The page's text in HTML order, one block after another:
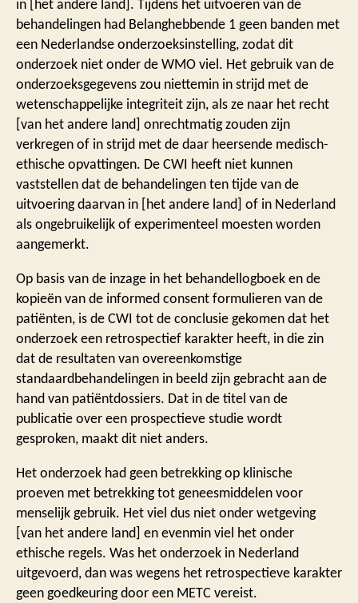
in [het andere land]. Tijdens het uitvoeren van de
behandelingen had Belanghebbende 1 geen banden met
een Nederlandse onderzoeksinstelling, zodat dit
onderzoek niet onder de WMO viel. Het gebruik van de
onderzoeksgegevens zou niettemin in strijd met de
wetenschappelijke integriteit zijn, als ze naar het recht
[van het andere land] onrechtmatig zouden zijn
verkregen of in strijd met de daar heersende medisch-
ethische opvattingen. De CWI heeft niet kunnen
vaststellen dat de behandelingen ten tijde van de
uitvoering daarvan in [het andere land] of in Nederland
als ongebruikelijk of experimenteel moesten worden
aangemerkt.
Op basis van de inzage in het behandellogboek en de
kopieën van de informed consent formulieren van de
patiënten, is de CWI tot de conclusie gekomen dat het
onderzoek een retrospectief karakter heeft, in die zin
dat de resultaten van overeenkomstige
standaardbehandelingen in beeld zijn gebracht aan de
hand van patiëntdossiers. Dat in de titel van de
publicatie over een prospectieve studie wordt
gesproken, maakt dit niet anders.
Het onderzoek had geen betrekking op klinische
proeven met betrekking tot geneesmiddelen voor
menselijk gebruik. Het viel dus niet onder wetgeving
[van het andere land] en evenmin viel het onder
ethische regels. Was het onderzoek in Nederland
uitgevoerd, dan was wegens het retrospectieve karakter
geen goedkeuring door een METC vereist.